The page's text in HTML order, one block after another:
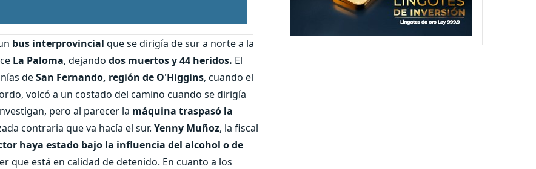
bus interprovincial que se dirigía de sur a norte a la
La Paloma, dejando dos muertos y 44 heridos. El
deSan Fernando, región de O'Higgins, cuando el
volcó a un costado del camino cuando se dirigía
pero al parecer la máquina traspasó la
contraria que va hacía el sur. Yenny Muñoz, la fiscal
haya estado bajo la influencia del alcohol o de
que está en calidad de detenido. En cuanto a los